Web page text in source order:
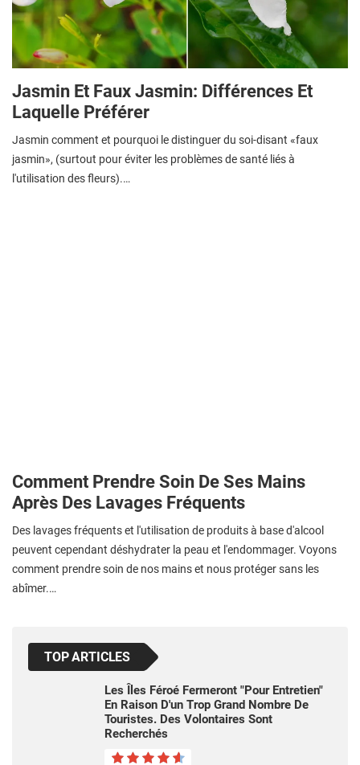
Jasmin Et Faux Jasmin: Différences Et
Laquelle Préférer
Jasmin comment et pourquoi le distinguer du soi-disant «faux
jasmin», (surtout pour éviter les problèmes de santé liés à
l'utilisation des fleurs).…
Comment Prendre Soin De Ses Mains
Après Des Lavages Fréquents
Des lavages fréquents et l'utilisation de produits à base d'alcool
peuvent cependant déshydrater la peau et l'endommager. Voyons
comment prendre soin de nos mains et nous protéger sans les
abîmer.…
TOP ARTICLES
Les Îles Féroé Fermeront "pour Entretien"
En Raison D'un Trop Grand Nombre De
Touristes. Des Volontaires Sont
Recherchés